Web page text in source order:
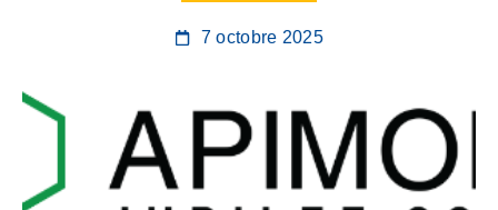
7 octobre 2025